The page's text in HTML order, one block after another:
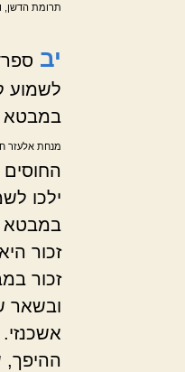
תרומת הדשן,
יב
לשמוע
במבטא
מנחת אלעזר
ילכו
במבטא
זכור
זכור
ובשאר
ההיפך,